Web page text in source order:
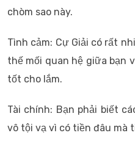
chòm sao này.
Tình cảm: Cự Giải có rất
thế mối quan hệ giữa bạn
tốt cho lắm.
Tài chính: Bạn phải biết
vô tội vạ vì có tiền đâu mà